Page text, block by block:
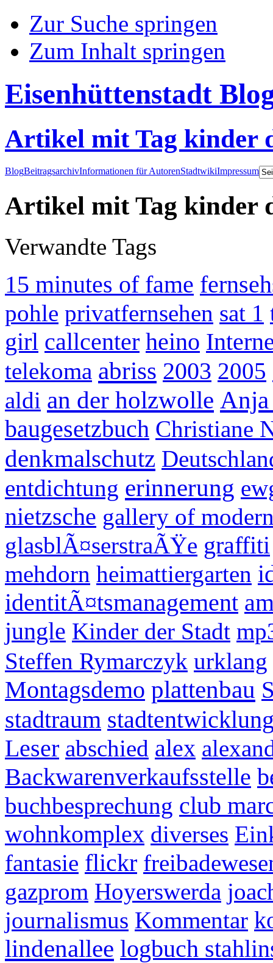
Zur Suche springen
Zum Inhalt springen
Eisenhüttenstadt
Artikel mit Tag kinder
BlogBeitragsarchivInformationen für AutorenStadtwikiImpressum
Artikel mit Tag kinder
Verwandte Tags
15 minutes of fame
pohle privatfernsehen sat 1
girl callcenter heino
telekoma abriss 2003 2005
aldi an der holzwolle
baugesetzbuch Christiane
denkmalschutz
entdichtung erinnerung
nietzsche gallery of
glasblÃ¤serstraÃŸe graffiti
mehdorn heimattiergarten
identitÃ¤tsmanagement
jungle Kinder der Stadt
Steffen Rymarczyk urklang
Montagsdemo plattenbau
stadtraum
Leser abschied alex
Backwarenverkaufsstelle
buchbesprechung club
wohnkomplex diverses
fantasie flickr
gazprom Hoyerswerda
journalismus Kommentar
lindenallee logbuch